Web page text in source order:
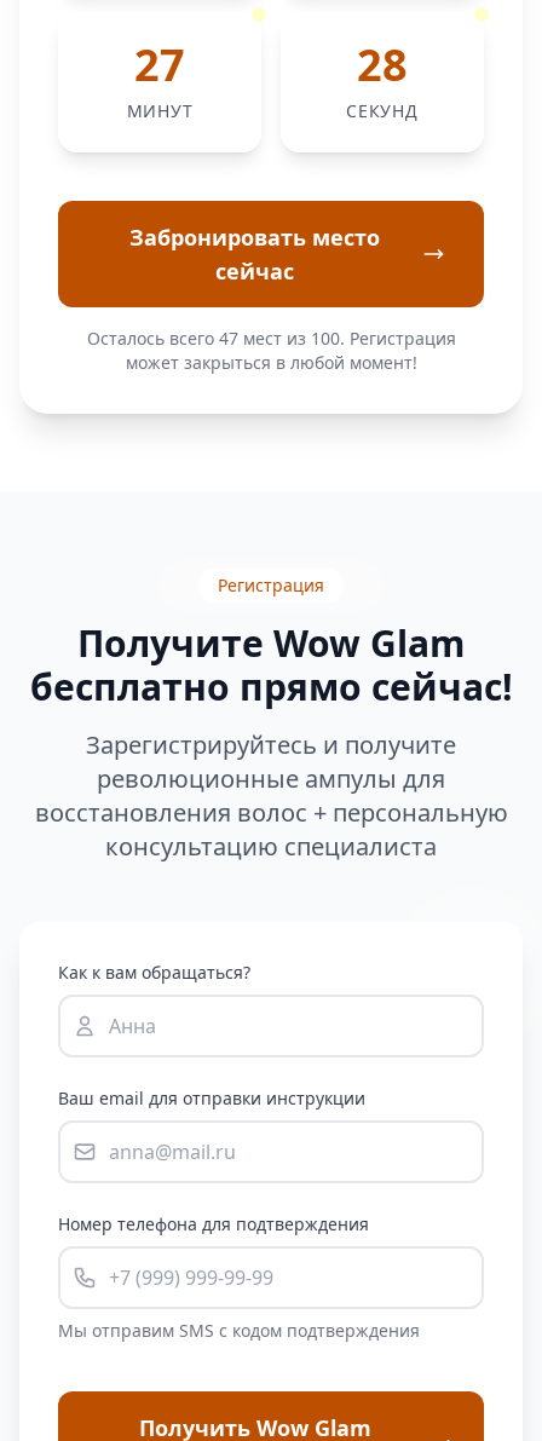
27
МИНУТ
27
СЕКУНД
Забронировать место
сейчас
Осталось всего 47 мест из 100. Регистрация
может закрыться в любой момент!
Регистрация
Получите Wow Glam
бесплатно прямо сейчас!
Зарегистрируйтесь и получите
революционные ампулы для
восстановления волос + персональную
консультацию специалиста
Как к вам обращаться?
Ваш email для отправки инструкции
Номер телефона для подтверждения
Мы отправим SMS с кодом подтверждения
Получить Wow Glam